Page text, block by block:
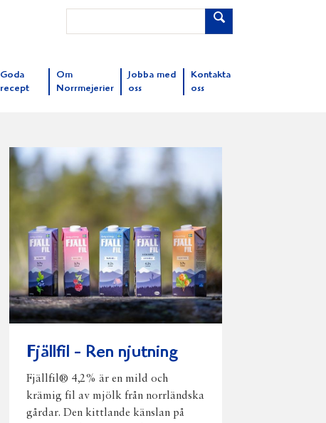
Goda
recept
Om
Norrmejerier
Jobba med
oss
Kontakta
oss
Fjällfil - Ren njutning
Fjällfil® 4,2% är en mild och
krämig fil av mjölk från norrländska
gårdar. Den kittlande känslan på